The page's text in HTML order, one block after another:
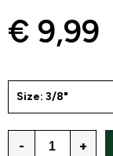
€ 9,99
Size: 3/8"
- +